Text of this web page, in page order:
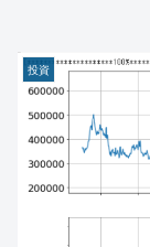
投資